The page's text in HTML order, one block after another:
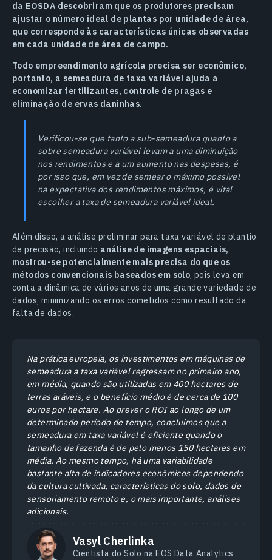
da EOSDA descobriram que os produtores precisam
ajustar o número ideal de plantas por unidade de área,
que corresponde às características únicas observadas
em cada unidade de área de campo.
Todo empreendimento agrícola precisa ser econômico,
portanto, a semeadura de taxa variável ajuda a
economizar fertilizantes, controle de pragas e
eliminação de ervas daninhas.
Verificou-se que tanto a sub-semeadura quanto a
sobre semeadura variável levam a uma diminuição
nos rendimentos e a um aumento nas despesas, é
por isso que, em vez de semear o máximo possível
na expectativa dos rendimentos máximos, é vital
escolher a taxa de semeadura variável ideal.
Além disso, a análise preliminar para taxa variável de plantio
de precisão, incluindo análise de imagens espaciais,
mostrou-se potencialmente mais precisa do que os
métodos convencionais baseados em solo, pois leva em
conta a dinâmica de vários anos de uma grande variedade de
dados, minimizando os erros cometidos como resultado da
falta de dados.
Na prática europeia, os investimentos em máquinas de
semeadura a taxa variável regressam no primeiro ano,
em média, quando são utilizadas em 400 hectares de
terras aráveis, e o benefício médio é de cerca de 100
euros por hectare. Ao prever o ROI ao longo de um
determinado período de tempo, concluímos que a
semeadura em taxa variável é eficiente quando o
tamanho da fazenda é de pelo menos 150 hectares em
média. Ao mesmo tempo, há uma variabilidade
bastante alta de indicadores econômicos dependendo
da cultura cultivada, características do solo, dados de
sensoriamento remoto e, o mais importante, análises
adicionais.
Vasyl Cherlinka
Cientista do Solo na EOS Data Analytics